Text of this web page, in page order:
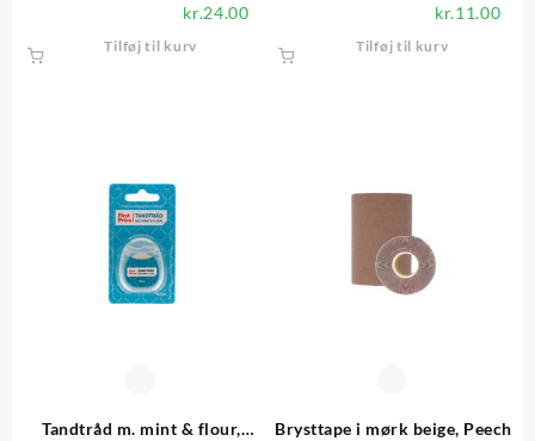
kr.24.00
Tilføj til kurv
kr.11.00
Tilføj til kurv
Tandtråd m. mint & flour,
Brysttape i mørk beige, Peech